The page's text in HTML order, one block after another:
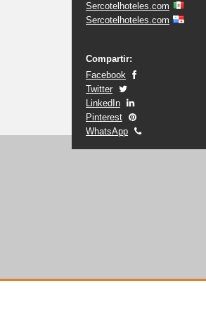
Sercotelhoteles.com
Sercotelhoteles.com
Compartir:
Facebook
Twitter
LinkedIn
Pinterest
WhatsApp